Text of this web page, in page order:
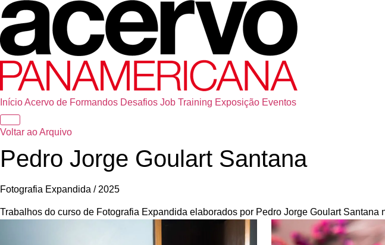
InícioAcervo de Formandos Desafios Job Training Exposição Eventos
Voltar ao Arquivo
Pedro Jorge Goulart Santana
Fotografia Expandida / 2025
Trabalhos do curso de Fotografia Expandida elaborados por Pedro Jorge Goulart Santana